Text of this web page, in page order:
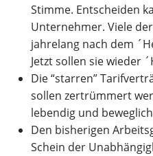
Stimme. Entscheiden
Unternehmer. Viele
jahrelang nach dem
Jetzt sollen sie wieder
Die “starren”
sollen zertrümmert
lebendig und
Den bisherigen
Schein der